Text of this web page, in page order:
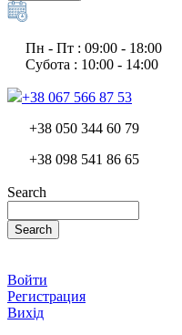
Пн - Пт : 09:00 - 18:00
Субота : 10:00 - 14:00
+38 067 566 87 53
+38 050 344 60 79
+38 098 541 86 65
Search
Search
Войти
Регистрация
Вихід